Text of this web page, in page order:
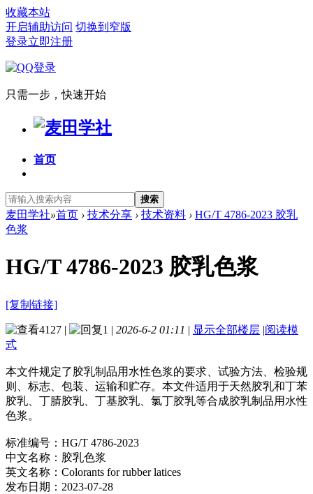
收藏本站
开启辅助访问 切换到窄版
登录立即注册
只需一步，快速开始
首页
搜索
麦田学社»首页 › 技术分享 › 技术资料 › HG/T 4786-2023 胶乳
色浆
HG/T 4786-2023 胶乳色浆
[复制链接]
4127 | 1 | 2026-6-2 01:11 | 显示全部楼层 |阅读模
式
本文件规定了胶乳制品用水性色浆的要求、试验方法、检验规
则、标志、包装、运输和贮存。本文件适用于天然胶乳和丁苯
胶乳、丁腈胶乳、丁基胶乳、氯丁胶乳等合成胶乳制品用水性
色浆。
标准编号：HG/T 4786-2023
中文名称：胶乳色浆
英文名称：Colorants for rubber latices
发布日期：2023-07-28